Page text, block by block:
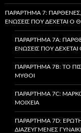
ΠΑΡΆΡΤΗΜΑ 7: ΠΑΡΘΈΝΕΣ,
ΕΝΏΣΕΙΣ ΠΟΥ ΔΈΧΕΤΑΙ Ο
ΠΑΡΆΡΤΗΜΑ 7A:
ΕΝΏΣΕΙΣ ΠΟΥ
ΠΑΡΆΡΤΗΜΑ 7B: ΤΟ
ΜΎΘΟΙ
ΠΑΡΆΡΤΗΜΑ 7C:
ΜΟΙΧΕΊΑ
ΠΑΡΆΡΤΗΜΑ 7D:
ΔΙΑΖΕΥΓΜΈΝΕΣ